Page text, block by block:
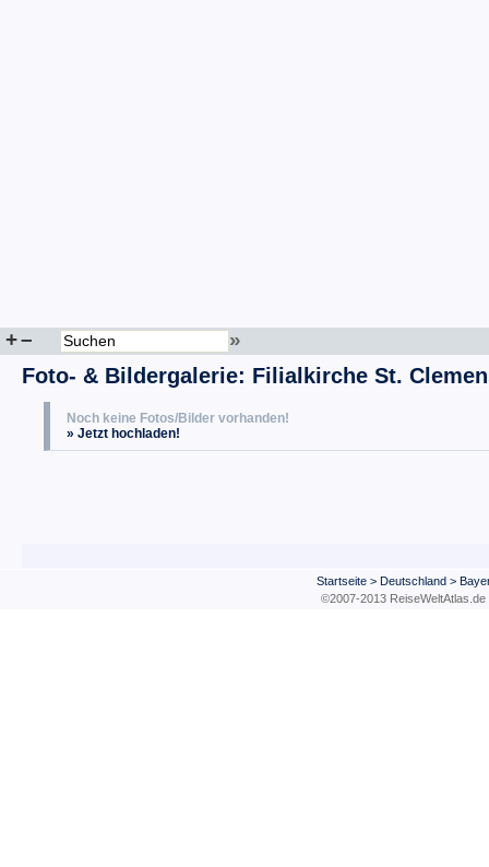
+– »
Foto- & Bildergalerie: Filialkirche St.
Noch keine Fotos/Bilder vorhanden!
» Jetzt hochladen!
Startseite> Deutschland>
©2007-2013